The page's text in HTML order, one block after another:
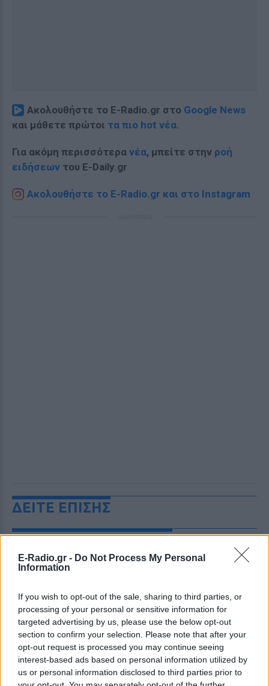
E-Radio.gr - Do Not Process My Personal
Information
If you wish to opt-out of the sale, sharing to third parties, or
processing of your personal or sensitive information for
targeted advertising by us, please use the below opt-out
section to confirm your selection. Please note that after your
opt-out request is processed you may continue seeing
interest-based ads based on personal information utilized by
us or personal information disclosed to third parties prior to
Ακολουθήστε το E-Radio.gr στο Google News
και μάθετε πρώτοι τα πιο hot νέα.
Για ακόμη περισσότερα νέα, μπείτε στην ροή
ειδήσεων του E-Daily.gr
Ακολουθήστε το E-Radio.gr και στο Instagram
ΔΕΙΤΕ ΕΠΙΣΗΣ
ΣΤΗΝ ΙΔΙΑ ΚΑΤΗΓΟΡΙΑ
«Θέλω τον μπαμπά μου»: Το
που σκότωσε νύφη ώρες μετά
τον γάμο της
ΧΤΕΣ
Η Jamie Lee Komoroski, με αλκοόλ
τριπλάσιο του νόμιμου ορίου, έπεσε
πάνω στο golf cart των νεόνυμφων στο
Folly Beach - τώρα νέο υλικό από το
αστυνομικό τμήμα αποκαλύπτει τη
συμπεριφορά της λίγο μετά τη μοιραία